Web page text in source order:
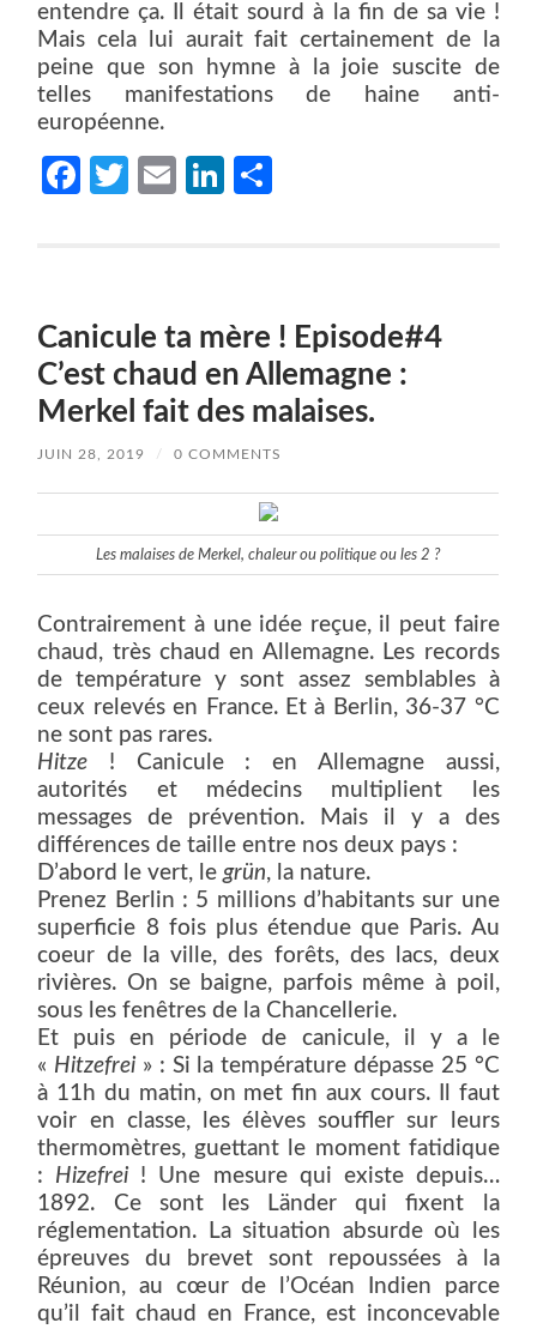
entendre ça. Il était sourd à la fin de sa vie !
Mais cela lui aurait fait certainement de la
peine que son hymne à la joie suscite de
telles manifestations de haine anti-
européenne.
Facebook
Twitter
EmailLinkedIn
Canicule ta mère ! Episode#4
C’est chaud en Allemagne :
Merkel fait des malaises.
JUIN 28, 2019 / 0 COMMENTS
Les malaises de Merkel, chaleur ou politique ou les 2 ?
Contrairement à une idée reçue, il peut faire
chaud, très chaud en Allemagne. Les records
de température y sont assez semblables à
ceux relevés en France. Et à Berlin, 36-37 °C
ne sont pas rares.
Hitze ! Canicule : en Allemagne aussi,
autorités et médecins multiplient les
messages de prévention. Mais il y a des
différences de taille entre nos deux pays :
D’abord le vert, legrün, la nature.
Prenez Berlin : 5 millions d’habitants sur une
superficie 8 fois plus étendue que Paris. Au
coeur de la ville, des forêts, des lacs, deux
rivières. On se baigne, parfois même à poil,
sous les fenêtres de la Chancellerie.
Et puis en période de canicule, il y a le
« Hitzefrei » : Si la température dépasse 25 °C
à 11h du matin, on met fin aux cours. Il faut
voir en classe, les élèves souffler sur leurs
thermomètres, guettant le moment fatidique
: Hizefrei ! Une mesure qui existe depuis…
1892. Ce sont les Länder qui fixent la
réglementation. La situation absurde où les
épreuves du brevet sont repoussées à la
Réunion, au cœur de l’Océan Indien parce
qu’il fait chaud en France, est inconcevable